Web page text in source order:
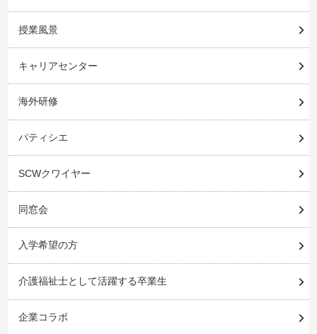
授業風景
キャリアセンター
海外研修
パティシエ
SCWクワイヤー
同窓会
入学希望の方
介護福祉士として活躍する卒業生
企業コラボ